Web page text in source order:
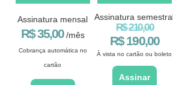
Assinatura mensal
R$ 35,00/mês
Cobrança automática no
cartão
Assinatura
R$ 210,00
R$ 190,00
À vista no cartão ou boleto
Assinar